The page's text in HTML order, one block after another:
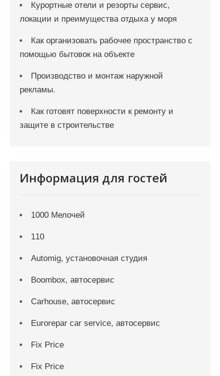
Курортные отели и резорты сервис,
локации и преимущества отдыха у моря
Как организовать рабочее пространство с
помощью бытовок на объекте
Производство и монтаж наружной
рекламы.
Как готовят поверхности к ремонту и
защите в строительстве
Информация для гостей
1000 Мелочей
110
Automig, установочная студия
Boombox, автосервис
Carhouse, автосервис
Eurorepar car service, автосервис
Fix Price
Fix Price